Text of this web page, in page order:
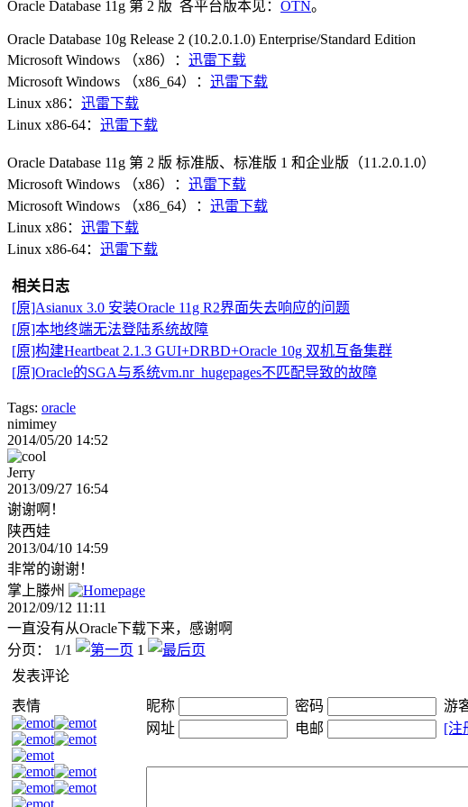
Oracle Database 11g 第 2 版 各平台版本见： OTN。
Oracle Database 10g Release 2 (10.2.0.1.0) Enterprise/Standard Edition
Microsoft Windows （x86）： 迅雷下载
Microsoft Windows （x86_64）： 迅雷下载
Linux x86： 迅雷下载
Linux x86-64： 迅雷下载
Oracle Database 11g 第 2 版 标准版、标准版 1 和企业版（11.2.0.1.0）
Microsoft Windows （x86）： 迅雷下载
Microsoft Windows （x86_64）： 迅雷下载
Linux x86： 迅雷下载
Linux x86-64： 迅雷下载
相关日志
[原]Asianux 3.0 安装Oracle 11g R2界面失去响应的问题
[原]本地终端无法登陆系统故障
[原]构建Heartbeat 2.1.3 GUI+DRBD+Oracle 10g 双机互备集群
[原]Oracle的SGA与系统vm.nr_hugepages不匹配导致的故障
Tags: oracle
nimimey
2014/05/20 14:52
Jerry
2013/09/27 16:54
谢谢啊！
陕西娃
2013/04/10 14:59
非常的谢谢！
掌上滕州
2012/09/12 11:11
一直没有从Oracle下载下来，感谢啊
分页： 1/1
1
发表评论
表情
昵称 密码
游
网址
电邮 [注